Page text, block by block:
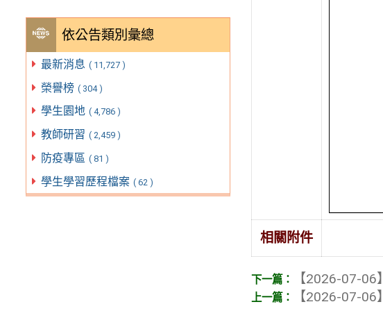
依公告類別彙總
最新消息 ( 11,727 )
榮譽榜 ( 304 )
學生園地 ( 4,786 )
教師研習 ( 2,459 )
防疫專區 ( 81 )
學生學習歷程檔案 ( 62 )
相關附件
【2026-07-06】
【2026-07-06】